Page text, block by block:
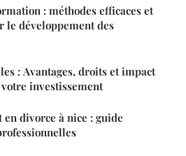
: méthodes efficaces et
le développement des
: Avantages, droits et impact
investissement
en divorce à nice : guide